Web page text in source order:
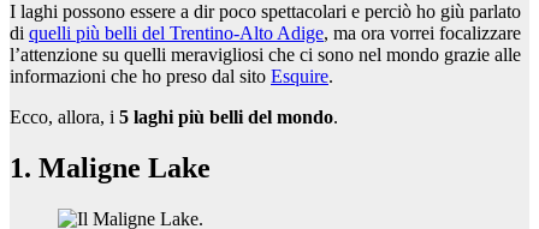
I laghi possono essere a dir poco spettacolari e perciò ho giù parlato
di quelli più belli del Trentino-Alto Adige, ma ora vorrei focalizzare
l’attenzione su quelli meravigliosi che ci sono nel mondo grazie alle
informazioni che ho preso dal sito Esquire.
Ecco, allora, i 5 laghi più belli del mondo.
1. Maligne Lake